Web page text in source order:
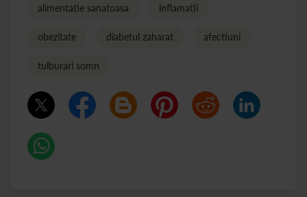
alimentatie sanatoasa inflamatii
obezitate diabetul zaharat afectiuni
tulburari somn